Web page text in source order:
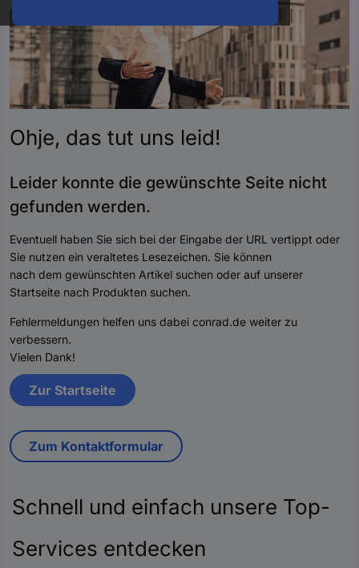
Hst.-
Teile-
Nr.
ein
Ohje, das tut uns leid!
Leider konnte die gewünschte Seite nicht
gefunden werden.
Eventuell haben Sie sich bei der Eingabe der URL vertippt oder
Sie nutzen ein veraltetes Lesezeichen. Sie können
nach dem gewünschten Artikel suchen oder auf unserer
Startseite nach Produkten suchen.
Fehlermeldungen helfen uns dabei conrad.de weiter zu
verbessern.
Vielen Dank!
Zur Startseite
Zum Kontaktformular
Schnell und einfach unsere Top-
Services entdecken